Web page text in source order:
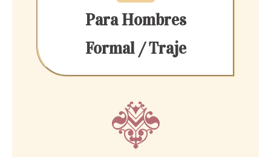
Para Hombres
Formal / Traje